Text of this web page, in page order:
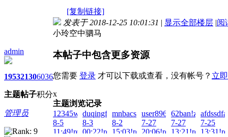
[复制链接]
admin
1953
主题
2130
帖子
6036
积分
管理员
发表于 2018-12-25 10:01:31 | 显示全部楼层 |阅
小玲空中驷马
本帖子中包含更多资源
您需要 登录 才可以下载或查看，没有帐号？ 立
x
主题浏览记录
12345wto!zai!2026-
8-5
11:49!read!
duqingfeiwu10!zai!2026-
8-3
00:22!read!
mnbacs!zai!2026-
8-2
15:03!read!
user8963!zai!2026-
7-27
20:06!read!
62ban!zai!2026-
7-27
13:21!read!
7-25